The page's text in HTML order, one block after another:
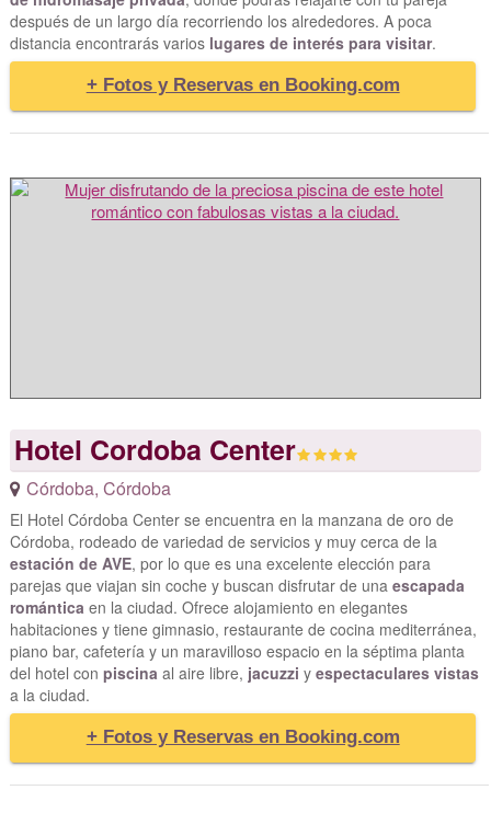
después de un largo día recorriendo los alrededores. A poca
distancia encontrarás varios lugares de interés para visitar.
+ Fotos y Reservas en Booking.com
Hotel Cordoba Center
Córdoba, Córdoba
El Hotel Córdoba Center se encuentra en la manzana de oro de
Córdoba, rodeado de variedad de servicios y muy cerca de la
estación de AVE, por lo que es una excelente elección para
parejas que viajan sin coche y buscan disfrutar de una escapada
romántica en la ciudad. Ofrece alojamiento en elegantes
habitaciones y tiene gimnasio, restaurante de cocina mediterránea,
piano bar, cafetería y un maravilloso espacio en la séptima planta
del hotel con piscina al aire libre, jacuzzi y espectaculares vistas
a la ciudad.
+ Fotos y Reservas en Booking.com